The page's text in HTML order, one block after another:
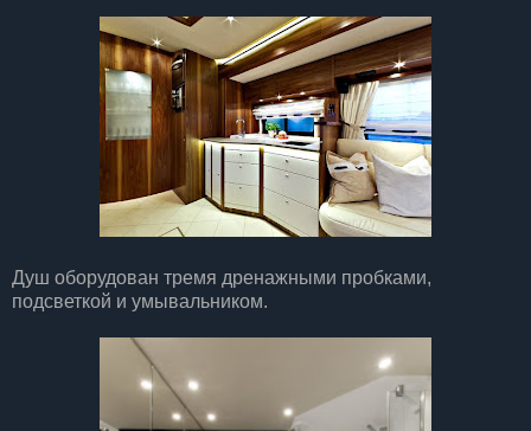
Душ оборудован тремя дренажными пробками,
подсветкой и умывальником.